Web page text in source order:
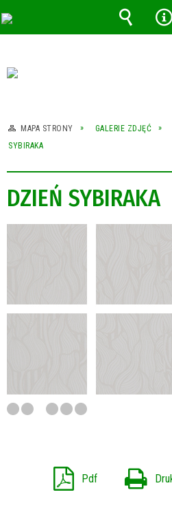
MAPA STRONY GALERIE ZDJĘĆ
SYBIRAKA
DZIEŃ SYBIRAKA
Pdf